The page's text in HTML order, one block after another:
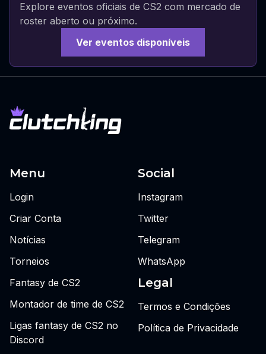
Explore eventos oficiais de CS2 com mercado de
roster aberto ou próximo.
Ver eventos disponíveis
Menu
Login
Criar Conta
Notícias
Torneios
Fantasy de CS2
Montador de time de CS2
Ligas fantasy de CS2 no
Discord
Social
Instagram
Twitter
Telegram
WhatsApp
Legal
Termos e Condições
Política de Privacidade